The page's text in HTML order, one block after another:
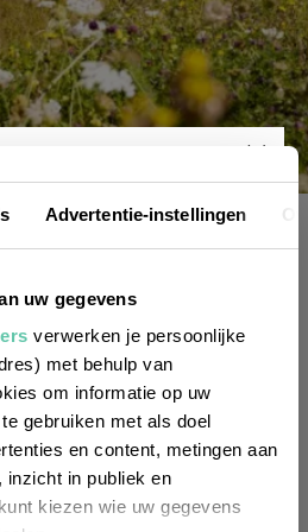
Advertentie-instellingen
uw gegevens
verwerken je persoonlijke
met behulp van
om informatie op uw
gebruiken met als doel
en content, metingen aan
inzicht in publiek en
kiezen wie uw gegevens
de Bourgogne
op de hoogte zijn
leuke adressen
voor Frankrijk? Meld
onze 2-wekelijkse
Zo gedaan!